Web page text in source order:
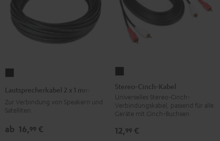
1
Schwarz
Lautsprecherkabel 2 x 1 mm²
Zur Verbindung von Speakern und
Satelliten.
ab 16,99 €
Cinch-
Kabel
Schwarz
Stereo-Cinch-Kabel
Universelles Stereo-Cinch-
Verbindungskabel, passend für alle
Geräte mit Cinch-Buchsen
12,99 €